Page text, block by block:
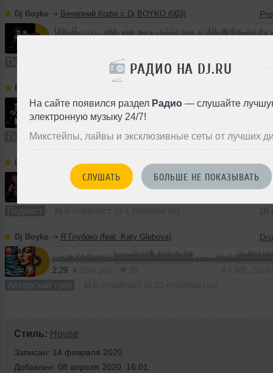
РАДИО НА DJ.RU
На сайте появился раздел Радио — слушайте
электронную музыку 24/7!
Микстейпы, лайвы и эксклюзивные сеты от лучших
СЛУШАТЬ БОЛЬШЕ НЕ ПОКАЗЫВАТЬ
Dj Boyko ➝ Вечерний Кофе с Dj BOYKO (003)
Подкаст В плейлист
Dj Boyko
60:05 139 раз 7
Подкаст В плейлист 18
Dj Boyko Вечерний Кофе с Dj BOYKO (001)
Подкаст 18
Dj Boyko ➝ Я Глубоко (feat. Katy Glebova)
2:29
Авторский трек
Стиль: House
Записан: 14 февраля 2020
Добавлен: 08 апреля 2020, 16:01